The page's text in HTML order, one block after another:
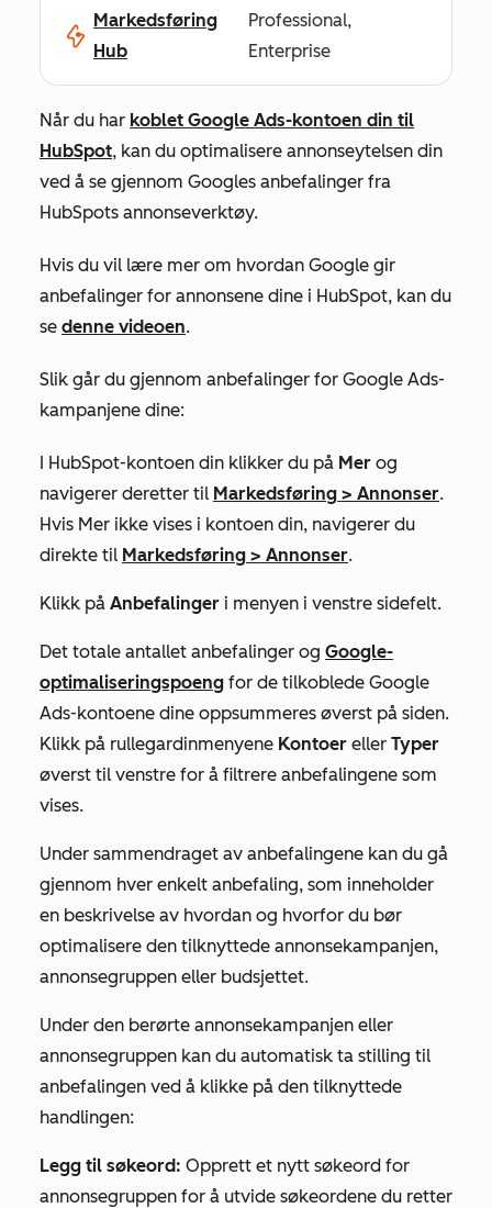
Markedsføring
Hub
Professional,
Enterprise
Når du har koblet Google Ads-kontoen din til
HubSpot, kan du optimalisere annonseytelsen din
ved å se gjennom Googles anbefalinger fra
HubSpots annonseverktøy.
Hvis du vil lære mer om hvordan Google gir
anbefalinger for annonsene dine i HubSpot, kan du
se denne videoen.
Slik går du gjennom anbefalinger for Google Ads-
kampanjene dine:
I HubSpot-kontoen din klikker du på Mer og
navigerer deretter til Markedsføring > Annonser.
Hvis Mer ikke vises i kontoen din, navigerer du
direkte til Markedsføring > Annonser.
Klikk på Anbefalinger i menyen i venstre sidefelt.
Det totale antallet anbefalinger og Google-
optimaliseringspoeng for de tilkoblede Google
Ads-kontoene dine oppsummeres øverst på siden.
Klikk på rullegardinmenyene Kontoer eller Typer
øverst til venstre for å filtrere anbefalingene som
vises.
Under sammendraget av anbefalingene kan du gå
gjennom hver enkelt anbefaling, som inneholder
en beskrivelse av hvordan og hvorfor du bør
optimalisere den tilknyttede annonsekampanjen,
annonsegruppen eller budsjettet.
Under den berørte annonsekampanjen eller
annonsegruppen kan du automatisk ta stilling til
anbefalingen ved å klikke på den tilknyttede
handlingen:
Legg til søkeord: Opprett et nytt søkeord for
annonsegruppen for å utvide søkeordene du retter